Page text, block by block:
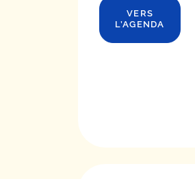
VERS
L’AGENDA